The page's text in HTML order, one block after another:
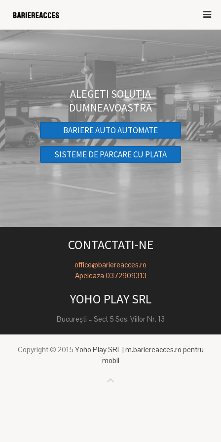
ALEGETI SOLUTIA
DUMNEAVOASTRA
BARIERE AUTO AUTOMATE
SISTEME DE PARCARE CU PLATA
CONTACTATI-NE
office@bariereacces.ro
Apeleaza 0372909313
YOHO PLAY SRL
Bucureşti – Sect 5 Sos. Viilor Nr. 13
Copyright © 2015 Yoho Play SRL | m.bariereacces.ro pentru
mobil